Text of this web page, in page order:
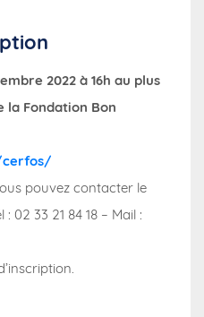
2022 à 16h au plus
Fondation Bon
pouvez contacter le
02 33 21 84 18 – Mail :